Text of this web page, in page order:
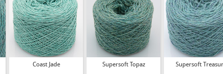
Coast Jade
Supersoft Topaz
Supersoft